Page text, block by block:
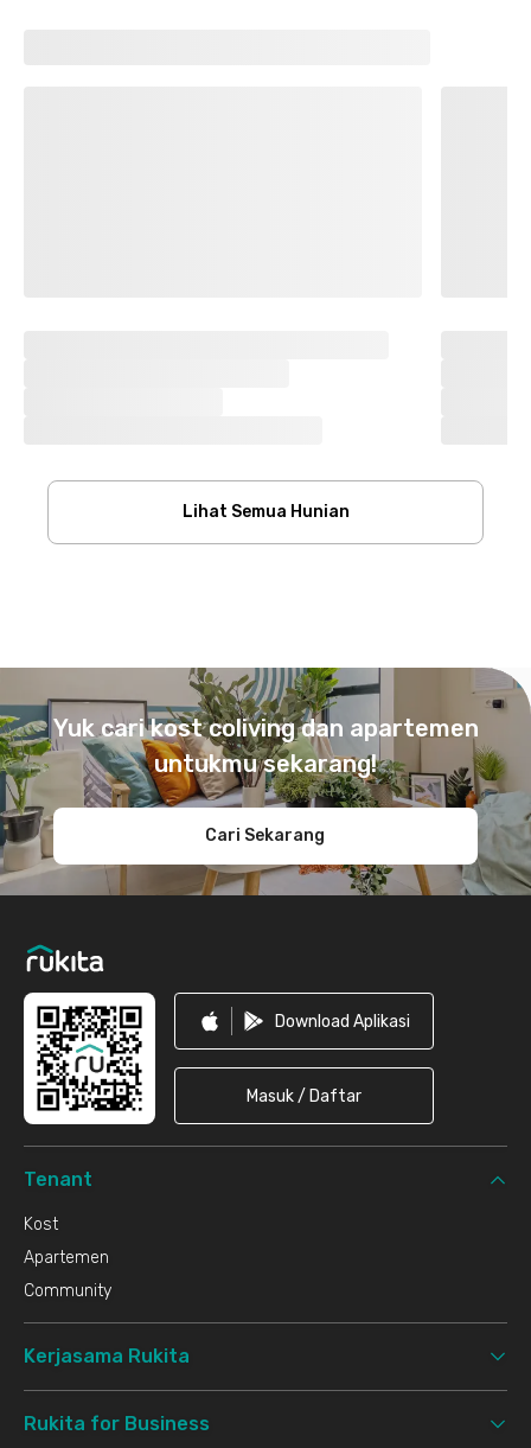
Lihat Semua Hunian
Yuk cari kost coliving dan apartemen
untukmu sekarang!
Cari Sekarang
Download Aplikasi
Masuk / Daftar
Tenant
Kost
Apartemen
Community
Kerjasama Rukita
Rukita for Business